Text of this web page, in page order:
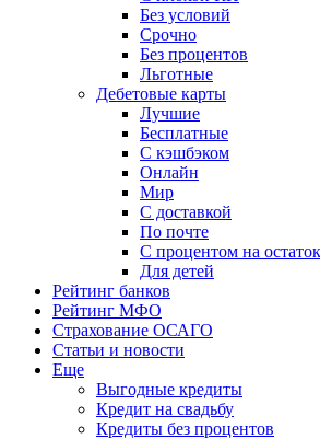
Без условий
Срочно
Без процентов
Льготные
Дебетовые карты
Лучшие
Бесплатные
С кэшбэком
Онлайн
Мир
С доставкой
По почте
С процентом на остаток
Для детей
Рейтинг банков
Рейтинг МФО
Страхование ОСАГО
Статьи и новости
Еще
Выгодные кредиты
Кредит на свадьбу
Кредиты без процентов